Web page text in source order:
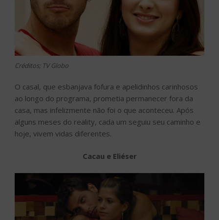
Créditos; TV Globo
O casal, que esbanjava fofura e apelidinhos carinhosos
ao longo do programa, prometia permanecer fora da
casa, mas infelizmente não foi o que aconteceu. Após
alguns meses do reality, cada um seguiu seu caminho e
hoje, vivem vidas diferentes.
Cacau e Eliéser